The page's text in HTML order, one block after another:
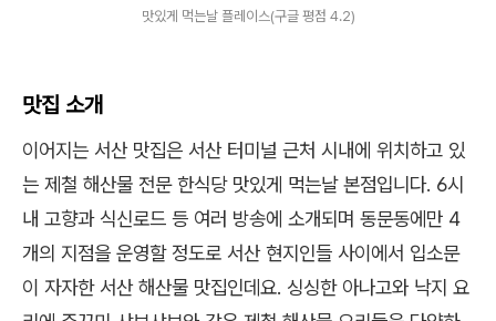
맛있게 먹는날 플레이스(구글 평점 4.2)
맛집 소개
이어지는 서산 맛집은 서산 터미널 근처 시내에 위치하고 있
는 제철 해산물 전문 한식당 맛있게 먹는날 본점입니다. 6시
내 고향과 식신로드 등 여러 방송에 소개되며 동문동에만 4
개의 지점을 운영할 정도로 서산 현지인들 사이에서 입소문
이 자자한 서산 해산물 맛집인데요. 싱싱한 아나고와 낙지 요